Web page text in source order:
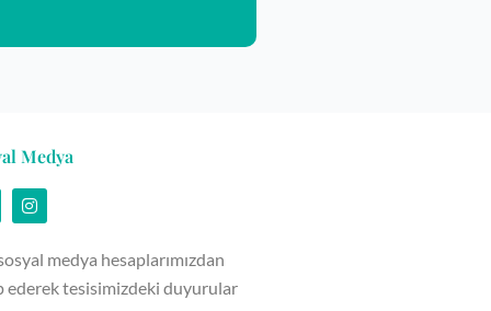
Medya
I
n
s
a
g
r
medya hesaplarımızdan
ederek tesisimizdeki duyurular